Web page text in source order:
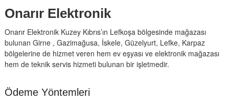
Onarır Elektronik
Onarır Elektronik Kuzey Kıbrıs’ın Lefkoşa bölgesinde mağazası
bulunan Girne , Gazimağusa, İskele, Güzelyurt, Lefke, Karpaz
bölgelerine de hizmet veren hem ev eşyası ve elektronik mağazası
hem de teknik servis hizmeti bulunan bir işletmedir.
Ödeme Yöntemleri